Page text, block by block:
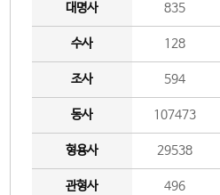
대명사 835
수사 128
조사 594
동사 107473
형용사 29538
관형사 496